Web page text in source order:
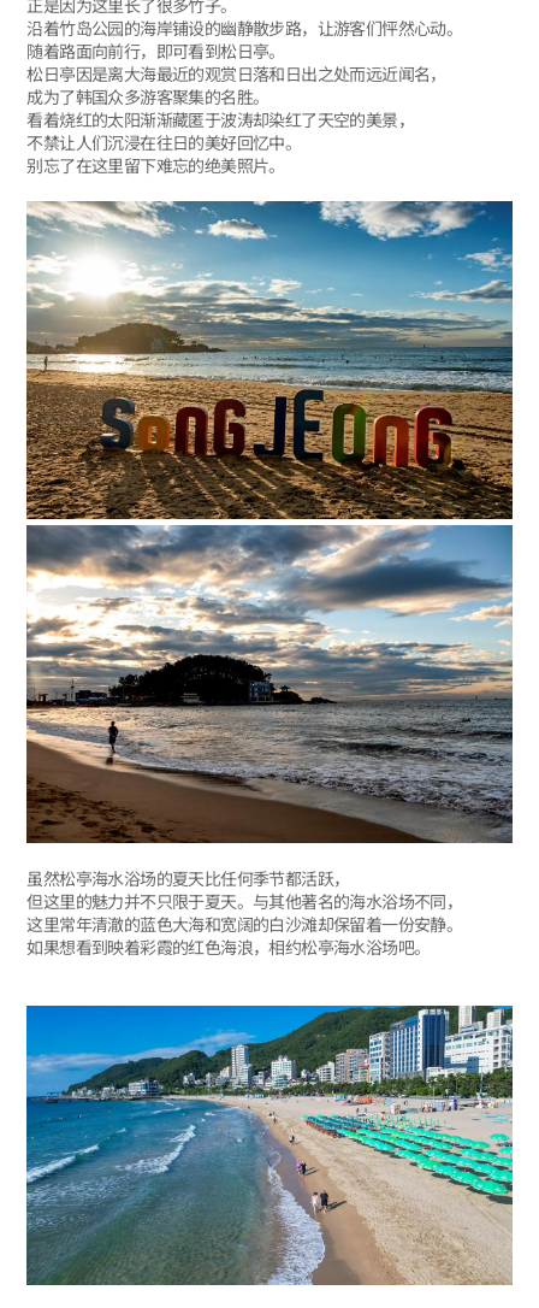
沿着竹岛公园的海岸铺设的幽静散步路，让游客们怦然心动。
随着路面向前行，即可看到松日亭。
松日亭因是离大海最近的观赏日落和日出之处而远近闻名，
成为了韩国众多游客聚集的名胜。
看着烧红的太阳渐渐藏匿于波涛却染红了天空的美景，
不禁让人们沉浸在往日的美好回忆中。
别忘了在这里留下难忘的绝美照片。
虽然松亭海水浴场的夏天比任何季节都活跃，
但这里的魅力并不只限于夏天。与其他著名的海水浴场不同，
这里常年清澈的蓝色大海和宽阔的白沙滩却保留着一份安静。
如果想看到映着彩霞的红色海浪，相约松亭海水浴场吧。